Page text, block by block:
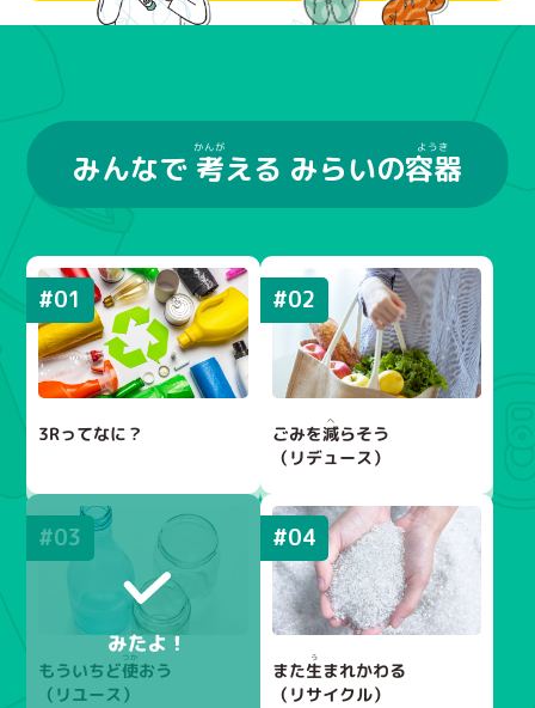
みんなで 考える みらいの容器
#01
3Rってなに？
#02
ごみを減らそう
（リデュース）
#03
もういちど使おう
（リユース）
#04
また生まれかわる
（リサイクル）